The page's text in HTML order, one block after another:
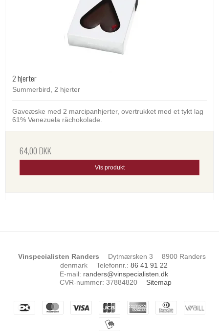
2 hjerter
Summerbird, 2 hjerter
Gaveæske med 2 marcipanhjerter, overtrukket med et tykt lag
61% Venezuela råchokolade.
64,00 DKK
Vis produkt
Vinspecialisten Randers Dytmærsken 3
8900 Randers
denmark
Telefonnr. : 86 41 91 22
E-mail: randers@vinspecialisten.dk
CVR-nummer: 37884820 Sitemap